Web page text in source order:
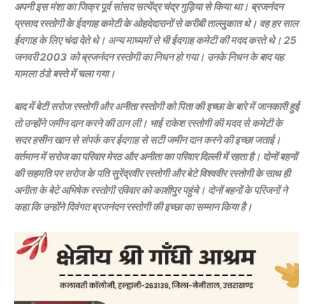
अपनी इस मंशा का जिक्र पूर्व सांसद सत्येंद्र चंद्र गुड़िया से किया था। ब्रजनंदन
प्रसाद रस्तोगी के ईदगाह कमेटी के ओहदेदारानों से करीबी ताल्लुकात थे। वह हर साल
ईदगाह के लिए चंदा देते थे। अन्य माध्यमों से भी ईदगाह कमेटी की मदद करते थे। 25
जनवरी 2003 को ब्रजनंदन रस्तोगी का निधन हो गया। उनके निधन के बाद यह
मामला ठंडे बस्ते में चला गया।
बाद में बेटी सरोज रस्तोगी और अनीता रस्तोगी को पिता की इच्छा के बारे में जानकारी हुई
तो उन्होंने जमीन दान करने की ठान ली। भाई राकेश रस्तोगी की मदद से कमेटी के
सदर हसीन खान से संपर्क कर ईदगाह से सटी जमीन दान करने की इच्छा जताई।
वर्तमान में सरोज का परिवार मेरठ और अनीता का परिवार दिल्ली में रहता है। दोनों बहनों
की सहमति पर सरोज के पति सुरेंद्रवीर रस्तोगी और बेटे विश्ववीर रस्तोगी के साथ ही
अनीता के बेटे अभिषेक रस्तोगी रविवार को काशीपुर पहुंचे। दोनों बहनों के परिजनों ने
कहा कि उन्होंने दिवंगत ब्रजनंदन रस्तोगी की इच्छा का सम्मान किया है।